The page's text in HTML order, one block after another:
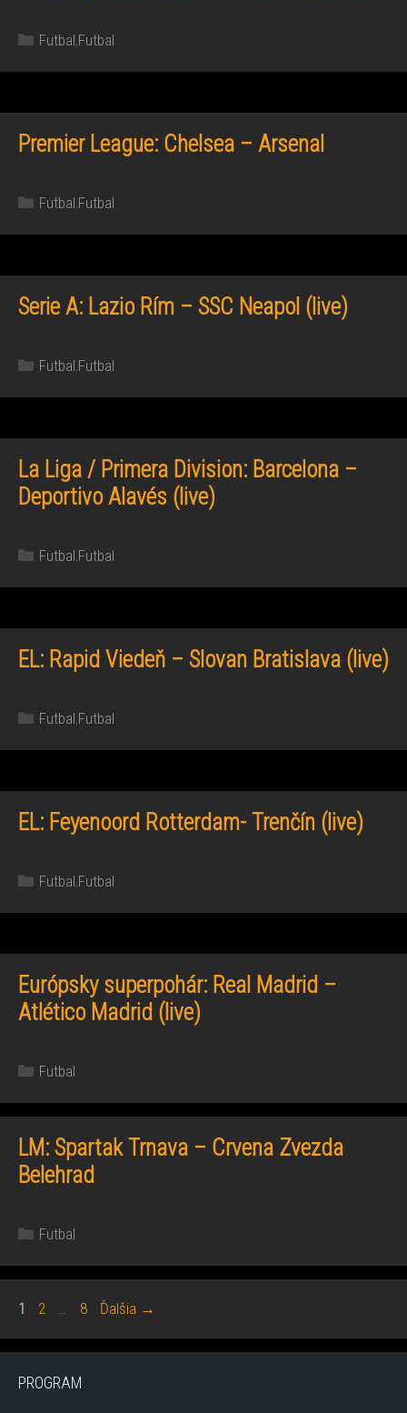
Kategórie
Futbal,Futbal
Premier League: Chelsea – Arsenal
Kategórie
Futbal,Futbal
Serie A: Lazio Rím – SSC Neapol (live)
Kategórie
Futbal,Futbal
La Liga / Primera Division: Barcelona –
Deportivo Alavés (live)
Kategórie
Futbal,Futbal
EL: Rapid Viedeň – Slovan Bratislava (live)
Kategórie
Futbal,Futbal
EL: Feyenoord Rotterdam- Trenčín (live)
Kategórie
Futbal,Futbal
Európsky superpohár: Real Madrid –
Atlético Madrid (live)
Kategórie
Futbal
LM: Spartak Trnava – Crvena Zvezda
Belehrad
Kategórie
Futbal
Stránka
1 Stránka
2 … Stránka
8 Ďalšia →
PROGRAM